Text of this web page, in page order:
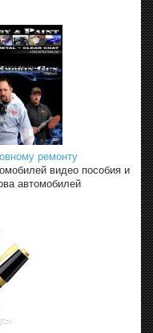
ремонту
видео пособия и
автомобилей